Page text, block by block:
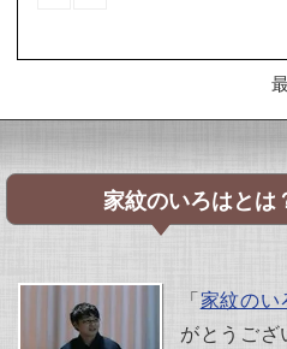
家紋のいろはとは
「家紋のい
がとうご